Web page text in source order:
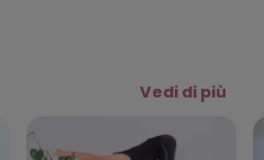
Vedi di più